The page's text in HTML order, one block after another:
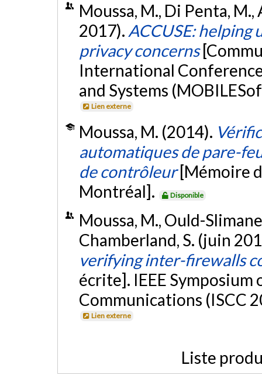
Moussa, M., Di Penta,
2017). ACCUSE: helping
privacy concerns
International
and Systems
Lien externe
Moussa, M. (2014).
automatiques de pare-
de contrôleur [Mémoire
Montréal].
Disponible
Moussa, M., Ould-
Chamberland, S. (juin
verifying inter-firewalls
écrite]. IEEE Symposium
Communications (ISCC
Lien externe
Liste